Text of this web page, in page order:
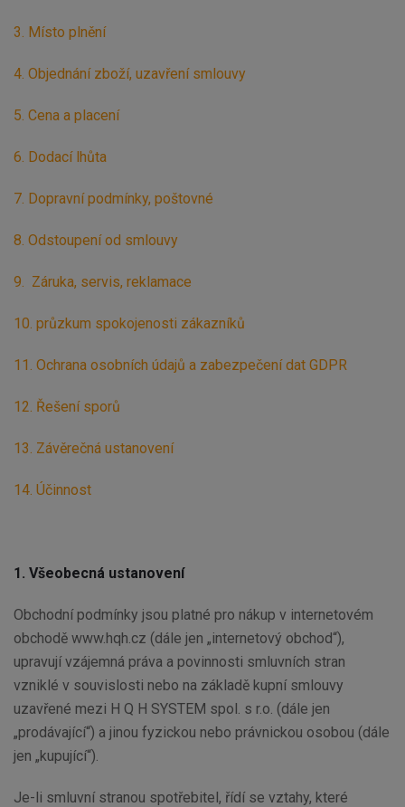
3. Místo plnění
4. Objednání zboží, uzavření smlouvy
5. Cena a placení
6. Dodací lhůta
7. Dopravní podmínky, poštovné
8. Odstoupení od smlouvy
9. Záruka, servis, reklamace
10. průzkum spokojenosti zákazníků
11. Ochrana osobních údajů a zabezpečení dat GDPR
12. Řešení sporů
13. Závěrečná ustanovení
14. Účinnost
1. Všeobecná ustanovení
Obchodní podmínky jsou platné pro nákup v internetovém
obchodě www.hqh.cz (dále jen „internetový obchod“),
upravují vzájemná práva a povinnosti smluvních stran
vzniklé v souvislosti nebo na základě kupní smlouvy
uzavřené mezi H Q H SYSTEM spol. s r.o. (dále jen
„prodávající“) a jinou fyzickou nebo právnickou osobou (dále
jen „kupující“).
Je-li smluvní stranou spotřebitel, řídí se vztahy, které